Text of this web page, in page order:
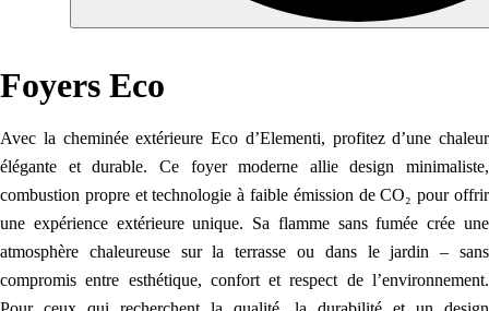
Foyers Eco
Avec la cheminée extérieure Eco d’Elementi, profitez d’une chaleur
élégante et durable. Ce foyer moderne allie design minimaliste,
combustion propre et technologie à faible émission de CO₂ pour offrir
une expérience extérieure unique. Sa flamme sans fumée crée une
atmosphère chaleureuse sur la terrasse ou dans le jardin – sans
compromis entre esthétique, confort et respect de l’environnement.